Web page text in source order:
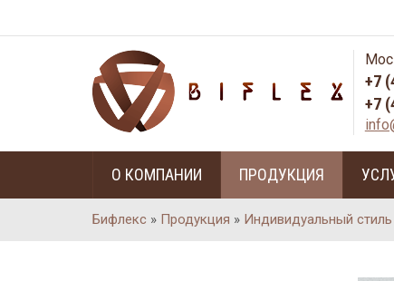
+7
+7
О КОМПАНИИ ПРОДУКЦИЯ
Бифлекс » Продукция » Индивидуальный стиль